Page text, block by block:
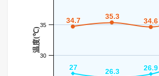
温度(℃)
34.7
34.7 35.3
35.3
34.6
34.6
27
27 26.3
26.3 26.9
26.9
30
35